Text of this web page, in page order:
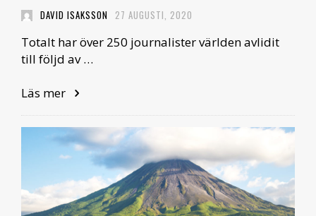
DAVID ISAKSSON 27 AUGUSTI, 2020
Totalt har över 250 journalister världen avlidit
till följd av …
Läs mer